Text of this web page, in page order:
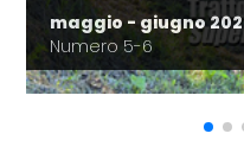
maggio - giugno
Numero 5-6